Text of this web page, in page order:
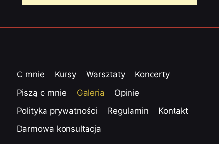
O mnie Kursy Warsztaty
Koncerty
Piszą o mnie
Galeria
Opinie
Polityka prywatności
Regulamin
Kontakt
Darmowa konsultacja